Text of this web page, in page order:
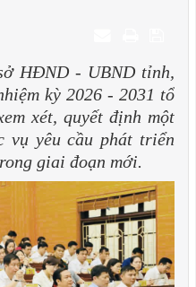
HĐND - UBND tỉnh,
kỳ 2026 - 2031 tổ
xét, quyết định một
vụ yêu cầu phát triển
giai đoạn mới.